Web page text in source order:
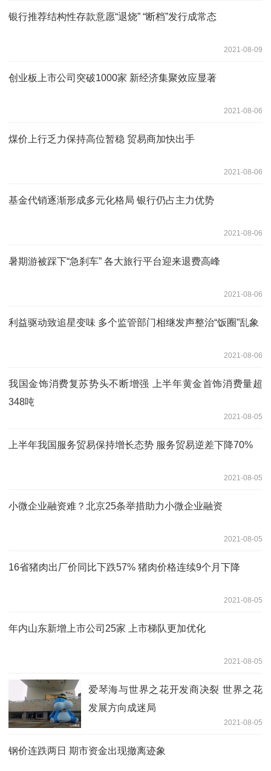
银行推荐结构性存款意愿“退烧” “断档”发行成常态
2021-08-09
创业板上市公司突破1000家 新经济集聚效应显著
2021-08-06
煤价上行乏力保持高位暂稳 贸易商加快出手
2021-08-06
基金代销逐渐形成多元化格局 银行仍占主力优势
2021-08-06
暑期游被踩下“急刹车” 各大旅行平台迎来退费高峰
2021-08-06
利益驱动致追星变味 多个监管部门相继发声整治“饭圈”乱象
2021-08-06
我国金饰消费复苏势头不断增强 上半年黄金首饰消费量超
348吨
2021-08-05
上半年我国服务贸易保持增长态势 服务贸易逆差下降70%
2021-08-05
小微企业融资难？北京25条举措助力小微企业融资
2021-08-05
16省猪肉出厂价同比下跌57% 猪肉价格连续9个月下降
2021-08-05
年内山东新增上市公司25家 上市梯队更加优化
2021-08-05
爱琴海与世界之花开发商决裂 世界之花
发展方向成迷局
2021-08-05
钢价连跌两日 期市资金出现撤离迹象